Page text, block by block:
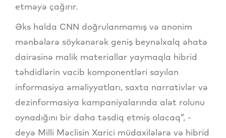
etməyə çağırır.
Əks halda CNN doğrulanmamış və anonim
mənbələrə söykənərək geniş beynəlxalq əhatə
dairəsinə malik materiallar yaymaqla hibrid
təhdidlərin vacib komponentləri sayılan
informasiya əməliyyatları, saxta narrativlər və
dezinformasiya kampaniyalarında alət rolunu
oynadığını bir daha təsdiq etmiş olacaq”, -
deyə Milli Məclisin Xarici müdaxilələrə və hibrid